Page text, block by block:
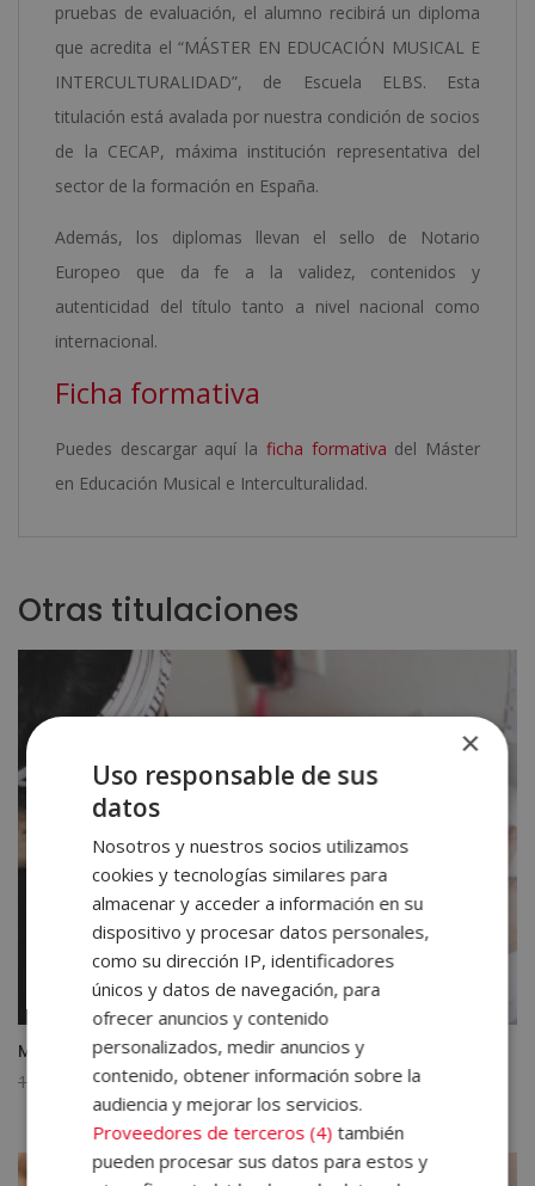
pruebas de evaluación, el alumno recibirá un diploma
que acredita el “MÁSTER EN EDUCACIÓN MUSICAL E
INTERCULTURALIDAD”, de Escuela ELBS. Esta
titulación está avalada por nuestra condición de socios
de la CECAP, máxima institución representativa del
sector de la formación en España.
Además, los diplomas llevan el sello de Notario
Europeo que da fe a la validez, contenidos y
autenticidad del título tanto a nivel nacional como
internacional.
Ficha formativa
Puedes descargar aquí la ficha formativa del Máster
en Educación Musical e Interculturalidad.
Otras titulaciones
Máster en Costura y Confección Textil
1.520,00
El
precio
original
era:
380,00€El
precio
actual
es:
×
Uso responsable de sus
datos
Nosotros y nuestros socios utilizamos
cookies y tecnologías similares para
almacenar y acceder a información en su
dispositivo y procesar datos personales,
como su dirección IP, identificadores
únicos y datos de navegación, para
ofrecer anuncios y contenido
personalizados, medir anuncios y
contenido, obtener información sobre la
audiencia y mejorar los servicios.
Proveedores de terceros (4) también
pueden procesar sus datos para estos y